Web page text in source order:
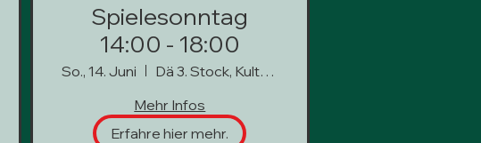
Spielesonntag
14:00 - 18:00
So., 14. Juni
Dä 3. Stock, Kultur hoch 3
Mehr Infos
Erfahre hier mehr.